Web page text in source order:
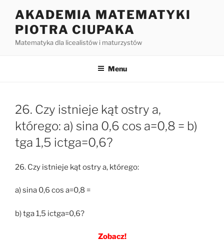
treści
AKADEMIA MATEMATYKI
PIOTRA CIUPAKA
Matematyka dla licealistów i maturzystów
Menu
26. Czy istnieje kąt ostry a,
którego: a) sina 0,6 cos a=0,8 = b)
tga 1,5 ictga=0,6?
26. Czy istnieje kąt ostry a, którego:
a) sina 0,6 cos a=0,8 =
b) tga 1,5 ictga=0,6?
Zobacz!